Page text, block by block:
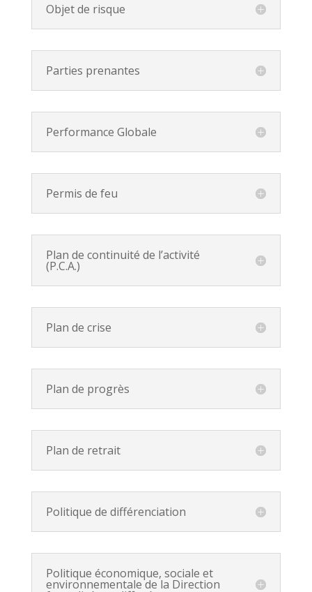
Objet de risque
Parties prenantes
Performance Globale
Permis de feu
Plan de continuité de l’activité
(P.C.A.)
Plan de crise
Plan de progrès
Plan de retrait
Politique de différenciation
Politique économique, sociale et
environnementale de la Direction